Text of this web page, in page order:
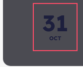
31
OCT